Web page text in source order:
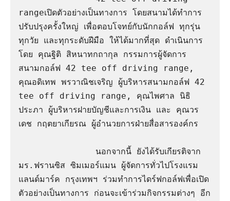
rangeเปิดตัวอย่างเป็นทางการ โดยสนามได้ทำการ
ปรับปรุงครั้งใหญ่ เพื่อตอบโจทย์กับนักกอล์ฟ ทุกรุ่น
ทุกวัย และทุกระดับฝีมือ ให้ได้มากที่สุด ดำเนินการ
โดย คุณฐิติ สิหนาทกถากุล กรรมการผู้จัดการ
สนามกอล์ฟ 42 tee off driving range,
คุณอดิเทพ พรวาณิชเจริญ ผู้บริหารสนามกอล์ฟ 42
tee off driving range, คุณไพศาล นิธิ
ประภา ผู้บริหารฝายบัญชีและการเงิน และ คุณวร
เดช กฤตยาเกียรณ ผู้อำนวยการฝ่ายสื่อสารองค์กร
มร.ฟรานซิส ซิมเมอร์แมน ผู้จัดการทั่วไปโรงแรม
แลนด์มาร์ค กรุงเทพฯ ร่วมทำการไดร์ฟกอล์ฟเพื่อเปิด
ตัวอย่างเป็นทางการ ก่อนจะเข้าร่วมกิจกรรมต่างๆ อีก